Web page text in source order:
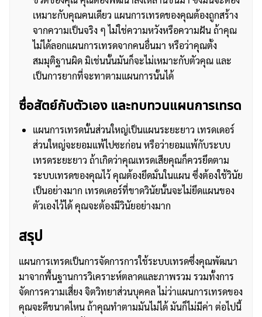
เหมาะกับคุณคนเดียว แผนการเทรดของคุณต้องถูกสร้าง
จากความเป็นจริง ๆ ไม่ใช่ความหวังหรือความฝัน ถ้าคุณ
ไม่ได้ลอกแผนการเทรดจากคนอื่นมา หรือว่าคุณตั้ง
สมมุติฐานผิด มิเช่นนั้นมันก็จะไม่เหมาะกับตัวคุณ และ
เป็นการยากที่จะทาตามแผนการนั้นได้
ซื่อสัตย์กับตัวเอง และทบทวนแผนการเทรด
แผนการเทรดนั้นส่วนใหญ่เป็นแผนระยะยาว เทรดเดอร์
ส่วนใหญ่จะยอมแพ้ไปซะก่อน หรือว่ายอมแพ้กับระบบ
เทรดระยะยาว ถ้าเกิดว่าคุณเทรดเสียคุณก็ควรยึดตาม
ระบบเทรดของคุณไว้ คุณต้องยึดมั่นในแผน ซึ่งต้องใช้วินัย
เป็นอย่างมาก เทรดเดอร์ที่ขาดวินัยนั้นจะไม่ยึดแผนของ
ตัวเองไว้ได้ คุณจะต้องมีวินัยอย่างมาก
สรุป
แผนการเทรดเป็นการจัดการการใช้ระบบเทรดซึ่งคุณพัฒนา
มาจากพื้นฐานการวิเคราะห์ตลาดและภาพรวม รวมทั้งการ
จัดการความเสี่ยง จิตวิทยาส่วนบุคคล ไม่ว่าแผนการเทรดของ
คุณจะดีขนาดไหน ถ้าคุณทำตามมันไม่ได้ มันก็ไม่มีค่า ต่อไปนี้